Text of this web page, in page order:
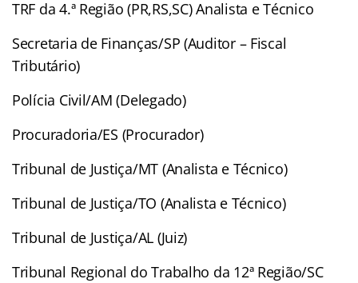
TRF da 4.ª Região (PR,RS,SC) Analista e Técnico
Secretaria de Finanças/SP (Auditor – Fiscal
Tributário)
Polícia Civil/AM (Delegado)
Procuradoria/ES (Procurador)
Tribunal de Justiça/MT (Analista e Técnico)
Tribunal de Justiça/TO (Analista e Técnico)
Tribunal de Justiça/AL (Juiz)
Tribunal Regional do Trabalho da 12ª Região/SC